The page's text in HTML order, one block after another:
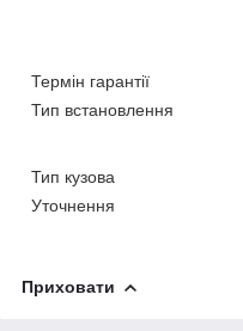
Термін гарантії
Тип встановлення
Тип кузова
Уточнення
Приховати